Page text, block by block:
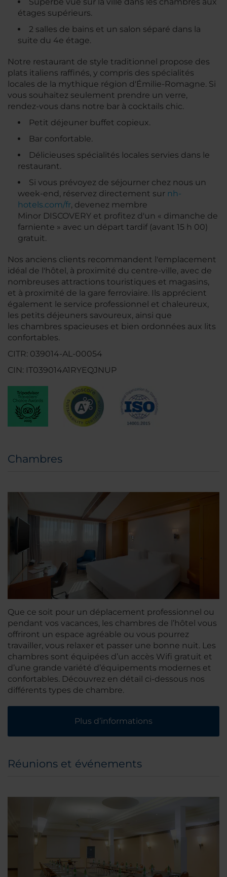
étages supérieurs.
2 salles de bains et un salon séparé dans la
suite du 4e étage.
Notre restaurant de style traditionnel propose des
plats italiens raffinés, y compris des spécialités
locales de la mythique région d'Émilie-Romagne. Si
vous souhaitez seulement prendre un verre,
rendez-vous dans notre bar à cocktails chic.
Petit déjeuner buffet copieux.
Bar confortable.
Délicieuses spécialités locales servies dans le
restaurant.
Si vous prévoyez de séjourner chez nous un
week-end, réservez directement sur nh-
hotels.com/fr, devenez membre
Minor DISCOVERY et profitez d'un « dimanche de
farniente » avec un départ tardif (avant 15 h 00)
gratuit.
Nos anciens clients recommandent l'emplacement
idéal de l'hôtel, à proximité du centre-ville, avec de
nombreuses attractions touristiques et magasins,
et à proximité de la gare ferroviaire. Ils apprécient
également le service professionnel et chaleureux,
les petits déjeuners savoureux, ainsi que
les chambres spacieuses et bien ordonnées aux lits
confortables.
CITR: 039014-AL-00054
CIN: IT039014A1RYEQJNUP
Chambres
Que ce soit pour un déplacement professionnel ou
pendant vos vacances, les chambres de l’hôtel vous
offriront un espace agréable ou vous pourrez
travailler, vous relaxer et passer une bonne nuit. Les
chambres sont équipées d’un accès Wifi gratuit et
d’une grande variété d’équipements modernes et
confortables. Découvrez en détail ci-dessous nos
différents types de chambre.
Plus d’informations
Réunions et événements